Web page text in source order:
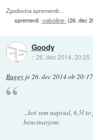
Zgodovina sprememb…
spremenil:-valvoline- (26. dec
Goody
::26. dec 2014, 20:25
Buggy je26. dec 2014 ob 20:17
...kot sem napisal, 6,5l
bencinarjom.